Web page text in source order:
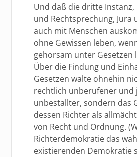
Und daß die dritte
und Rechtsprechung, Jura
auch mit Menschen
ohne Gewissen leben,
gehorsam unter Gesetzen
Über die Findung und
Gesetzen walte ohnehin
rechtlich unberufener und
unbestallter, sondern das
dessen Richter als
von Recht und Ordnung.
Richterdemokratie das
existierenden Demokratie